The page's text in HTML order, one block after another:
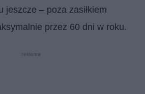
jeszcze – poza zasiłkiem
przez 60 dni w roku.
reklama